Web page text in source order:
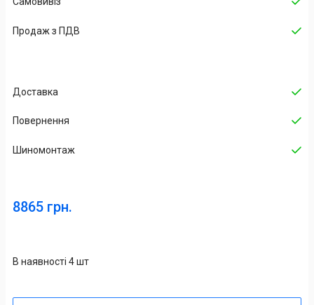
Продаж з ПДВ
Доставка
Повернення
Шиномонтаж
8865 грн.
В наявності 4 шт